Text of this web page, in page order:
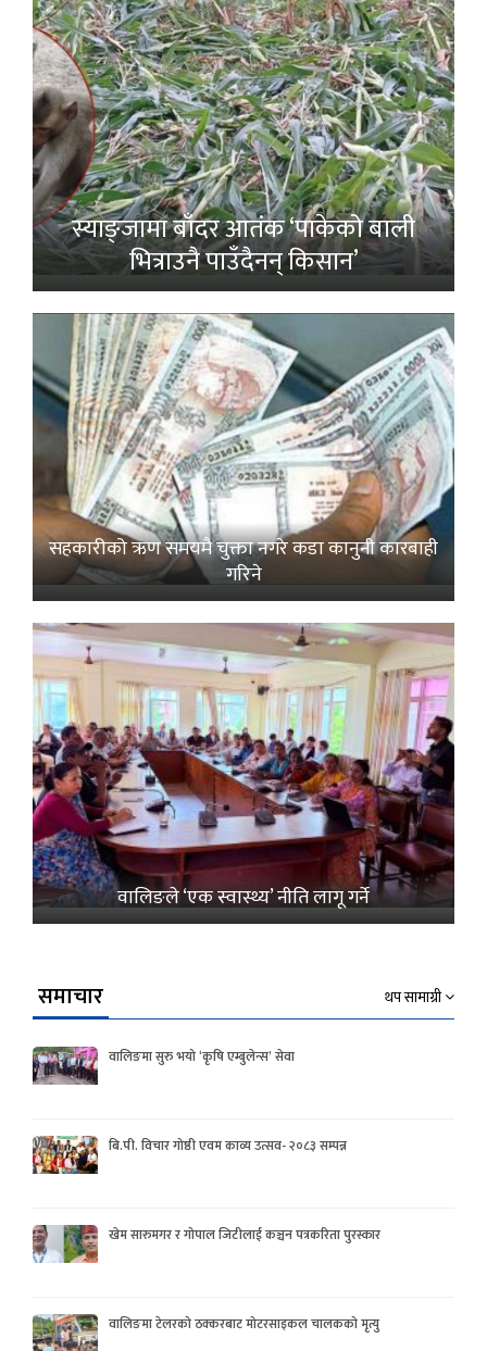
स्याङ्जामा बाँदर आतंक ‘पाकेको बाली
भित्राउनै पाउँदैनन् किसान’
सहकारीको ऋण समयमै चुक्ता नगरे कडा कानुनी कारबाही
गरिने
वालिङले ‘एक स्वास्थ्य’ नीति लागू गर्ने
समाचार थप सामाग्री
वालिङमा सुरु भयो ‘कृषि एम्बुलेन्स’ सेवा
बि.पी. विचार गोष्ठी एवम काव्य उत्सव- २०८३ सम्पन्न
खेम सारुमगर र गोपाल जिटीलाई कञ्चन पत्रकरिता पुरस्कार
वालिङमा टेलरको ठक्करबाट मोटरसाइकल चालकको मृत्यु